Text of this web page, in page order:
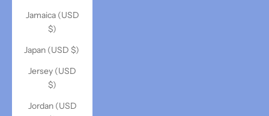
Jamaica (USD
$)
Japan (USD $)
Jersey (USD
$)
Jordan (USD